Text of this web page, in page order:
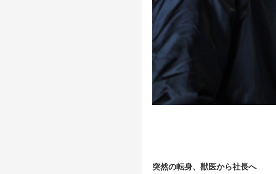
突然の転身、獣医から社長へ